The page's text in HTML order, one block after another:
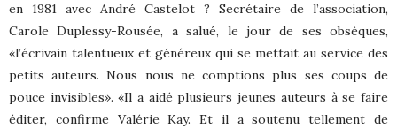
en 1981 avec André Castelot ? Secrétaire de l’association,
Carole Duplessy-Rousée, a salué, le jour de ses obsèques,
«l’écrivain talentueux et généreux qui se mettait au service des
petits auteurs. Nous nous ne comptions plus ses coups de
pouce invisibles». «Il a aidé plusieurs jeunes auteurs à se faire
éditer, confirme Valérie Kay. Et il a soutenu tellement de